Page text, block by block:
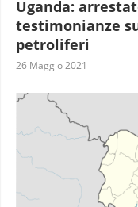
Uganda:
testimonianze
petroliferi
26 Maggio 2021